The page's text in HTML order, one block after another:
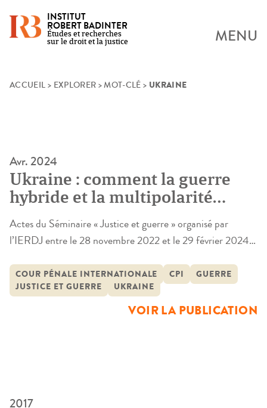
Skip
INSTITUT
ROBERT BADINTER
Études et recherches
sur le droit et la justice
MENU
ACCUEIL > EXPLORER >MOT-CLÉ > UKRAINE
Avr. 2024
Ukraine : comment la guerre
hybride et la multipolarité
transforment la justice
Actes du Séminaire « Justice et guerre » organisé par
l’IERDJ entre le 28 novembre 2022 et le 29 février 2024.
d’une partie de son territoire se poursuivent, la Cour pénale
internationale a lancé le 5 mars 2024 des nouveaux
mandats d’arrêt contre deux officiers supérieurs de […]
COUR PÉNALE INTERNATIONALE CPI
GUERRE
JUSTICE ET GUERRE
UKRAINE
VOIR LA PUBLICATION
2017